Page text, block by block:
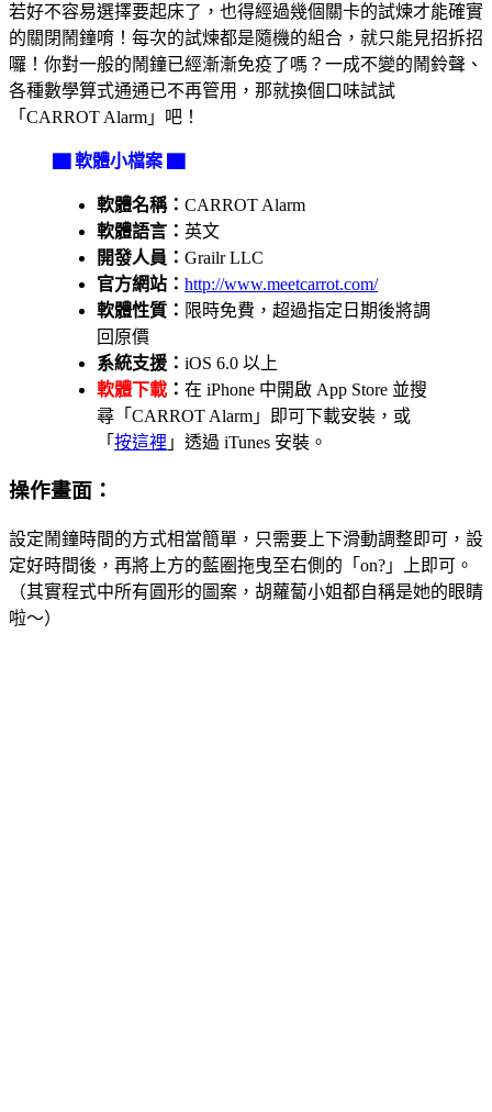
若好不容易選擇要起床了，也得經過幾個關卡的試煉才能確實
的關閉鬧鐘唷！每次的試煉都是隨機的組合，就只能見招拆招
囉！你對一般的鬧鐘已經漸漸免疫了嗎？一成不變的鬧鈴聲、
各種數學算式通通已不再管用，那就換個口味試試
「CARROT Alarm」吧！
▇ 軟體小檔案 ▇
軟體名稱： CARROT Alarm
軟體語言： 英文
開發人員： Grailr LLC
官方網站： http://www.meetcarrot.com/
軟體性質： 限時免費，超過指定日期後將調
回原價
系統支援： iOS 6.0 以上
軟體下載 ： 在 iPhone 中開啟 App Store 並搜
尋「CARROT Alarm」即可下載安裝，或
「 按這裡 」透過 iTunes 安裝。
操作畫面：
設定鬧鐘時間的方式相當簡單，只需要上下滑動調整即可，設
定好時間後，再將上方的藍圈拖曳至右側的「on?」上即可。
（其實程式中所有圓形的圖案，胡蘿蔔小姐都自稱是她的眼睛
啦～）